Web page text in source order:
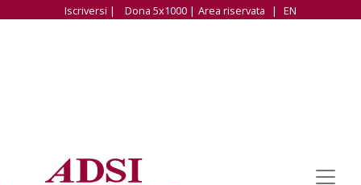
Iscriversi | Dona 5x1000 | Area riservata | EN